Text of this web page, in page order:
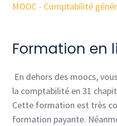
MOOC - Comptabilité
Formation en
En dehors des moocs,
la comptabilité en 31
Cette formation est très
formation payante.